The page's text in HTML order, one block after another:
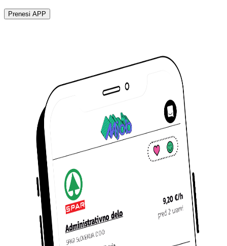
Prenesi APP